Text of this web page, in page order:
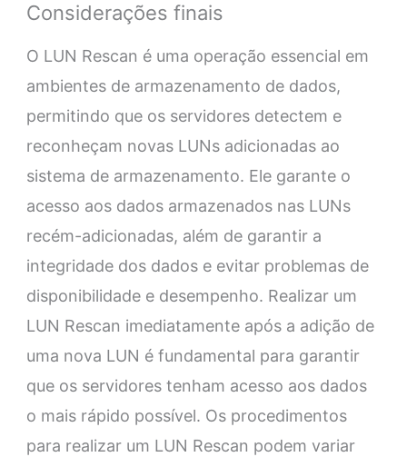
Considerações finais
O LUN Rescan é uma operação essencial em
ambientes de armazenamento de dados,
permitindo que os servidores detectem e
reconheçam novas LUNs adicionadas ao
sistema de armazenamento. Ele garante o
acesso aos dados armazenados nas LUNs
recém-adicionadas, além de garantir a
integridade dos dados e evitar problemas de
disponibilidade e desempenho. Realizar um
LUN Rescan imediatamente após a adição de
uma nova LUN é fundamental para garantir
que os servidores tenham acesso aos dados
o mais rápido possível. Os procedimentos
para realizar um LUN Rescan podem variar